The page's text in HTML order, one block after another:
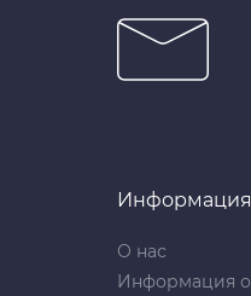
Информация
О нас
Информация о